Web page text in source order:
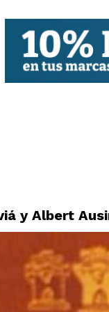
y Albert